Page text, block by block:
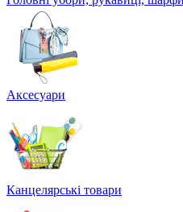
Аксесуари
Канцелярські товари